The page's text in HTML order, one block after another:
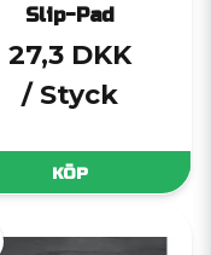
Slip-Pad
27,3 DKK
/ Styck
KÖP